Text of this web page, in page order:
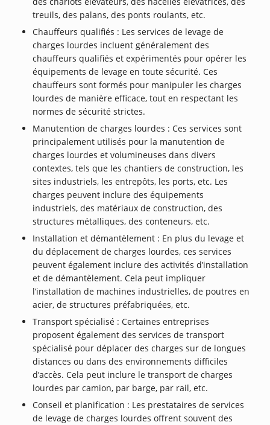
treuils, des palans, des ponts roulants, etc.
Chauffeurs qualifiés : Les services de levage de
charges lourdes incluent généralement des
chauffeurs qualifiés et expérimentés pour opérer les
équipements de levage en toute sécurité. Ces
chauffeurs sont formés pour manipuler les charges
lourdes de manière efficace, tout en respectant les
normes de sécurité strictes.
Manutention de charges lourdes : Ces services sont
principalement utilisés pour la manutention de
charges lourdes et volumineuses dans divers
contextes, tels que les chantiers de construction, les
sites industriels, les entrepôts, les ports, etc. Les
charges peuvent inclure des équipements
industriels, des matériaux de construction, des
structures métalliques, des conteneurs, etc.
Installation et démantèlement : En plus du levage et
du déplacement de charges lourdes, ces services
peuvent également inclure des activités d’installation
et de démantèlement. Cela peut impliquer
l’installation de machines industrielles, de poutres en
acier, de structures préfabriquées, etc.
Transport spécialisé : Certaines entreprises
proposent également des services de transport
spécialisé pour déplacer des charges sur de longues
distances ou dans des environnements difficiles
d’accès. Cela peut inclure le transport de charges
lourdes par camion, par barge, par rail, etc.
Conseil et planification : Les prestataires de services
de levage de charges lourdes offrent souvent des